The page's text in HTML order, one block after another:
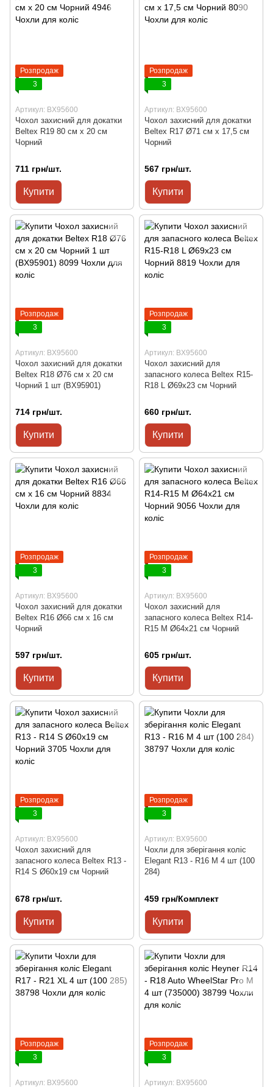
Розпродаж
3
Артикул: BX95600
Чохол захисний для докатки
Beltex R19 80 см x 20 см
Чорний
711 грн/шт.
Купити
Розпродаж
3
Артикул: BX95600
Чохол захисний для докатки
Beltex R17 Ø71 см x 17,5 см
Чорний
567 грн/шт.
Купити
Розпродаж
3
Артикул: BX95600
Чохол захисний для докатки
Beltex R18 Ø76 см x 20 см
Чорний 1 шт (BX95901)
714 грн/шт.
Купити
Розпродаж
3
Артикул: BX95600
Чохол захисний для
запасного колеса Beltex R15-
R18 L Ø69x23 см Чорний
660 грн/шт.
Купити
Розпродаж
3
Артикул: BX95600
Чохол захисний для докатки
Beltex R16 Ø66 см x 16 см
Чорний
597 грн/шт.
Купити
Розпродаж
3
Артикул: BX95600
Чохол захисний для
запасного колеса Beltex R14-
R15 M Ø64x21 см Чорний
605 грн/шт.
Купити
Розпродаж
3
Артикул: BX95600
Чохол захисний для
запасного колеса Beltex R13 -
R14 S Ø60x19 см Чорний
678 грн/шт.
Купити
Розпродаж
3
Артикул: BX95600
Чохли для зберігання коліс
Elegant R13 - R16 М 4 шт (100
284)
459 грн/Комплект
Купити
Розпродаж
3
Артикул: BX95600
Розпродаж
3
Артикул: BX95600